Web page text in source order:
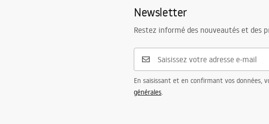
Newsletter
Restez informé des nouveautés et des
En saisissant et en confirmant vos données,
générales.